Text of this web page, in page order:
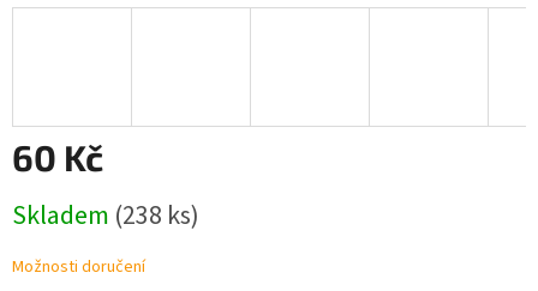
60 Kč
cena:
Skladem (238 ks)
Možnosti doručení